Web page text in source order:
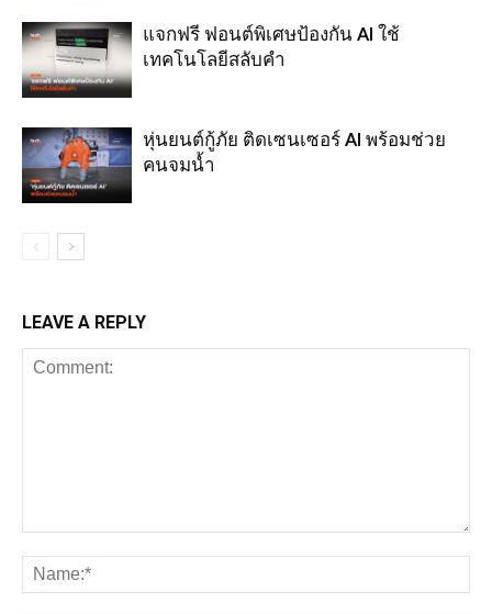
แจกฟรี ฟอนต์พิเศษป้องกัน AI ใช้
เทคโนโลยีสลับคำ
หุ่นยนต์กู้ภัย ติดเซนเซอร์ AI พร้อมช่วย
คนจมน้ำ
LEAVE A REPLY